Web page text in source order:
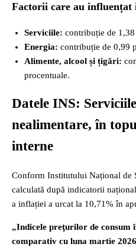
Factorii care au influențat
Serviciile: contribuție de
Energia: contribuție de 0,99
Alimente, alcool și țigări:
procentuale.
Datele INS:
nealimentare, în
interne
Conform Institutului Național de
calculată după indicatorii
a inflației a urcat la 10,71% în
„Indicele preţurilor de consum
comparativ cu luna martie